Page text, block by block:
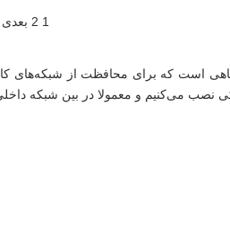
1
2 بعدی
است که برای محافظت از شبکه‌های
نصب می‌کنیم و معمولا در بین شبکه